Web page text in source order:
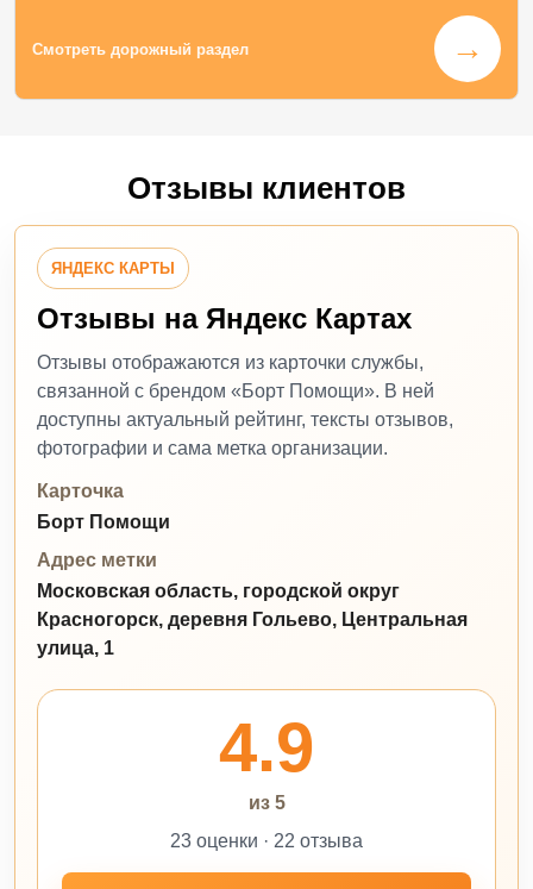
Смотреть дорожный раздел →
Отзывы клиентов
ЯНДЕКС КАРТЫ
Отзывы на Яндекс Картах
Отзывы отображаются из карточки службы,
связанной с брендом «Борт Помощи». В ней
доступны актуальный рейтинг, тексты отзывов,
фотографии и сама метка организации.
Карточка
Борт Помощи
Адрес метки
Московская область, городской округ
Красногорск, деревня Гольево, Центральная
улица, 1
4.9
из 5
23 оценки · 22 отзыва